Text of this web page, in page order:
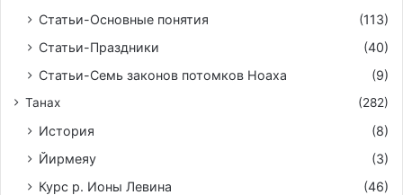
Статьи-Основные понятия
(113)
Статьи-Праздники
(40)
Статьи-Семь законов потомков Ноаха
(9)
Танах (282)
История
(8)
Йирмeяу
(3)
Курс р. Ионы Левина
(46)